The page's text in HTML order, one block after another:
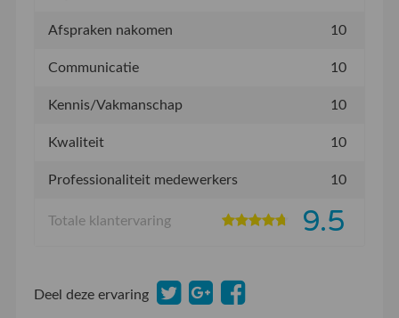
Afspraken nakomen 10
Communicatie 10
Kennis/Vakmanschap 10
Kwaliteit 10
Professionaliteit medewerkers 10
Totale klantervaring 9.5
Deel deze ervaring